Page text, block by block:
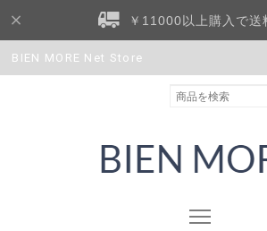
￥11000以上購入で送
BIEN MORE Net Store